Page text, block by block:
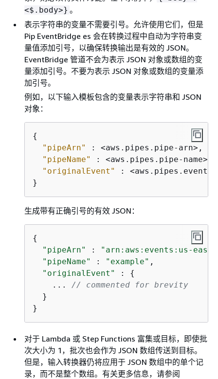
<$.body>} 。
表示字符串的变量不需要引号。允许使用它们，但是
Pip EventBridge es 会在转换过程中自动为字符串变
量值添加引号，以确保转换输出是有效的 JSON。
EventBridge 管道不会为表示 JSON 对象或数组的变
量添加引号。不要为表示 JSON 对象或数组的变量添
加引号。
例如，以下输入模板包含的变量表示字符串和 JSON
对象：
{
"pipeArn"
: <aws.pipes.pipe-arn>,
"pipeName"
: <aws.pipes.pipe-name>,
"originalEvent"
:
}
生成带有正确引号的有效 JSON：
{
"pipeArn"
:
"arn:aws:events:us-east-
"pipeName"
: "example" ,
"originalEvent"
: {
    ...
// commented for brevity
  }
}
对于 Lambda 或 Step Functions 富集或目标，即使批
次大小为 1，批次也会作为 JSON 数组传送到目标。
但是，输入转换器仍将应用于 JSON 数组中的单个记
录，而不是整个数组。有关更多信息，请参阅